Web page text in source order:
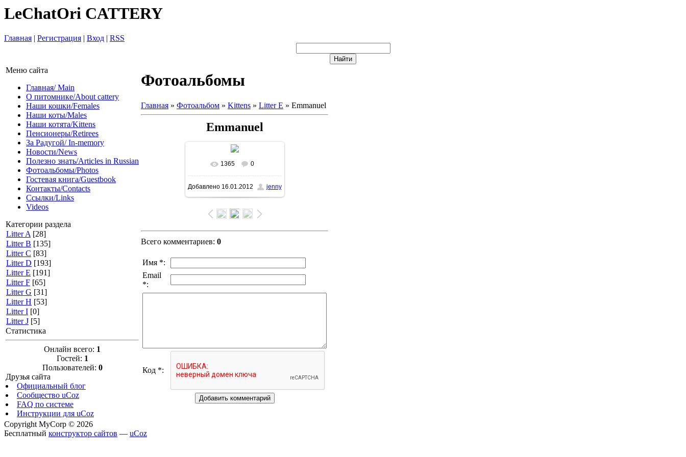
LeChatOri CATTERY
Главная | Регистрация | Вход | RSS
Меню сайта
Главная/ Main
О питомнике/About cattery
Наши кошки/Females
Наши коты/Males
Наши котята/Kittens
Пенсионеры/Retirees
За Радугой/ In-memory
Новости/News
Полезно знать/Articles in Russian
Фотоальбомы/Photos
Гостевая книга/Guestbook
Контакты/Contacts
Ссылки/Links
Videos
Категории раздела
Litter A [28]
Litter B [135]
Litter C [83]
Litter D [193]
Litter E [191]
Litter F [65]
Litter G [31]
Litter H [53]
Litter I [0]
Litter J [5]
Статистика
Онлайн всего: 1
Гостей: 1
Пользователей: 0
Друзья сайта
Официальный блог
Сообщество uCoz
FAQ по системе
Инструкции для uCoz
Фотоальбомы
Главная » Фотоальбом » Kittens » Litter E » Emmanuel
Emmanuel
1365 0
Добавлено16.01.2012 jenny
Всего комментариев: 0
Имя *:
Email
*:
Код *:
Copyright MyCorp © 2026
Бесплатный конструктор сайтов — uCoz